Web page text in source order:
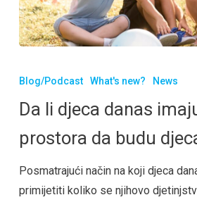
Blog/Podcast What's new? News
Da li djeca danas
prostora da budu
Posmatrajući način na koji djeca
primijetiti koliko se njihovo